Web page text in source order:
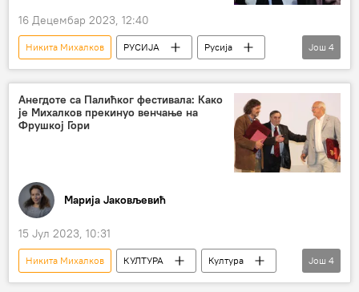
16 Децембар 2023, 12:40
Никита Михалков РУСИЈА
Русија
Русија – друштво
избори
председнички избори
Владимир Путин
Још 4
Анегдоте са Палићког фестивала: Како
је Михалков прекинуо венчање на
Фрушкој Гори
Марија Јаковљевић
15 Јул 2023, 10:31
Никита Михалков КУЛТУРА
Култура
Култура – интервјуи и аналитика
Још 4